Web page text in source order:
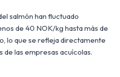
salmón han fluctuado
de 40 NOK/kg hasta más de
lo que se refleja directamente
las empresas acuícolas.